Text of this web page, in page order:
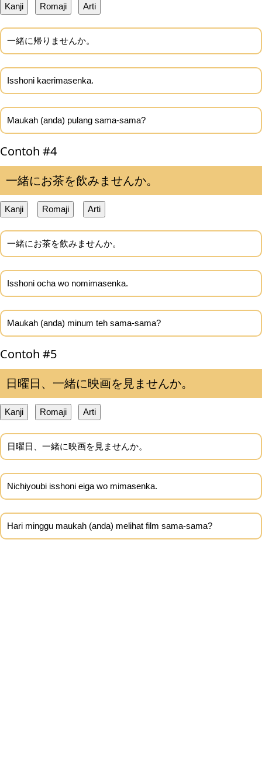
Kanji Romaji Arti
一緒に帰りませんか。
Isshoni kaerimasenka.
Maukah (anda) pulang sama-sama?
Contoh #4
一緒にお茶を飲みませんか。
Kanji Romaji Arti
一緒にお茶を飲みませんか。
Isshoni ocha wo nomimasenka.
Maukah (anda) minum teh sama-sama?
Contoh #5
日曜日、一緒に映画を見ませんか。
Kanji Romaji Arti
日曜日、一緒に映画を見ませんか。
Nichiyoubi isshoni eiga wo mimasenka.
Hari minggu maukah (anda) melihat film sama-sama?